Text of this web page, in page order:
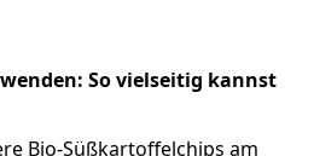
So vielseitig kannst
Bio-Süßkartoffelchips am